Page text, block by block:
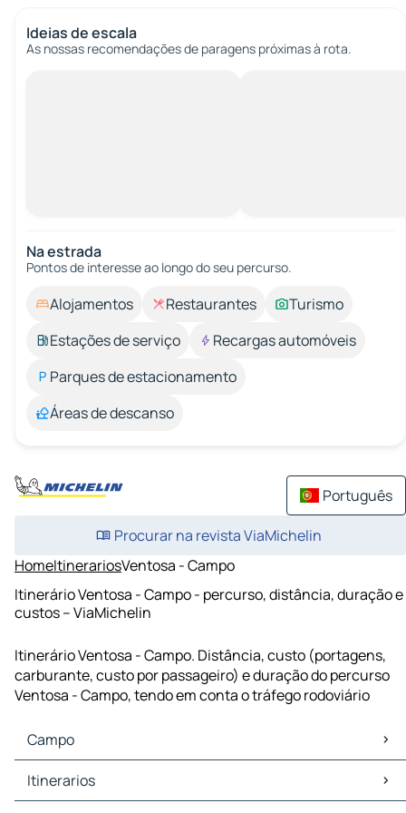
Ideias de escala
As nossas recomendações de paragens próximas à rota.
Na estrada
Pontos de interesse ao longo do seu percurso.
Alojamentos Restaurantes
Turismo
Estações de serviço
Recargas automóveis
Parques de estacionamento
Áreas de descanso
Português
Procurar na revista ViaMichelin
HomeItinerariosVentosa - Campo
Itinerário Ventosa - Campo - percurso, distância, duração e
custos – ViaMichelin
Itinerário Ventosa - Campo. Distância, custo (portagens,
carburante, custo por passageiro) e duração do percurso
Ventosa - Campo, tendo em conta o tráfego rodoviário
Campo
Campo Mapas Plantas
Campo Trafego
Itinerarios